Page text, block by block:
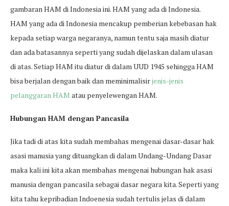
gambaran HAM di Indonesia ini. HAM yang ada di Indonesia.
HAM yang ada di Indonesia mencakup pemberian kebebasan hak
kepada setiap warga negaranya, namun tentu saja masih diatur
dan ada batasannya seperti yang sudah dijelaskan dalam ulasan
di atas. Setiap HAM itu diatur di dalam UUD 1945 sehingga HAM
bisa berjalan dengan baik dan meminimalisirjenis-jenis
pelanggaran HAM atau penyelewengan HAM.
Hubungan HAM dengan Pancasila
Jika tadi di atas kita sudah membahas mengenai dasar-dasar hak
asasi manusia yang dituangkan di dalam Undang-Undang Dasar
maka kali ini kita akan membahas mengenai hubungan hak asasi
manusia dengan pancasila sebagai dasar negara kita. Seperti yang
kita tahu kepribadian Indoenesia sudah tertulis jelas di dalam